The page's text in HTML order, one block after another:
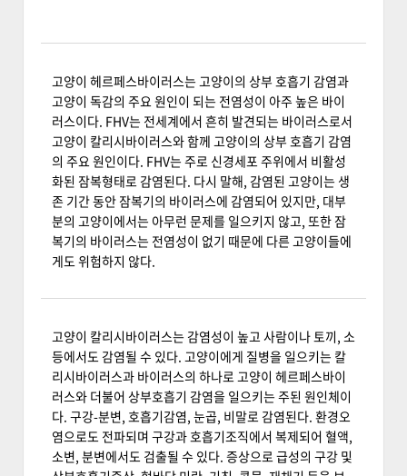
고양이 헤르페스바이러스는 고양이의 상부 호흡기 감염과
고양이 독감의 주요 원인이 되는 전염성이 아주 높은 바이
러스이다. FHV는 전세계에서 흔히 발견되는 바이러스로서
고양이 칼리시바이러스와 함께 고양이의 상부 호흡기 감염
의 주요 원인이다. FHV는 주로 신경세포 주위에서 비활성
화된 잠복형태로 감염된다. 다시 말해, 감염된 고양이는 생
존 기간 동안 잠복기의 바이러스에 감염되어 있지만, 대부
분의 고양이에서는 아무런 문제를 일으키지 않고, 또한 잠
복기의 바이러스는 전염성이 없기 때문에 다른 고양이들에
게도 위험하지 않다.
고양이 칼리시바이러스는 감염성이 높고 사람이나 토끼, 소
등에서도 감염될 수 있다. 고양이에게 질병을 일으키는 칼
리시바이러스과 바이러스의 하나로 고양이 헤르페스바이
러스와 더불어 상부호흡기 감염을 일으키는 주된 원인체이
다. 구강-분변, 호흡기감염, 눈곱, 비말로 감염된다. 환경오
염으로도 전파되며 구강과 호흡기조직에서 복제되어 혈액,
소변, 분변에서도 검출될 수 있다. 증상으로 급성의 구강 및